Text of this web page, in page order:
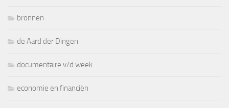
bronnen
de Aard der Dingen
documentaire v/d week
economie en financiën